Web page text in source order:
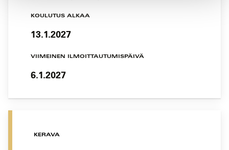
KOULUTUS ALKAA
13.1.2027
VIIMEINEN ILMOITTAUTUMISPÄIVÄ
6.1.2027
KERAVA